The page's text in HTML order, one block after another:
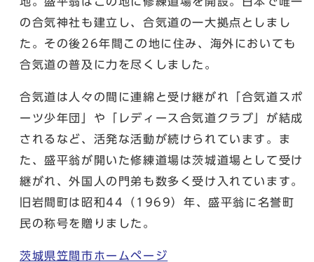
の合気神社も建立し、合気道の一大拠点としまし
た。その後26年間この地に住み、海外においても
合気道の普及に力を尽くしました。
合気道は人々の間に連綿と受け継がれ「合気道スポ
ーツ少年団」や「レディース合気道クラブ」が結成
されるなど、活発な活動が続けられています。ま
た、盛平翁が開いた修練道場は茨城道場として受け
継がれ、外国人の門弟も数多く受け入れています。
旧岩間町は昭和44（1969）年、盛平翁に名誉町
民の称号を贈りました。
茨城県笠間市ホームページ